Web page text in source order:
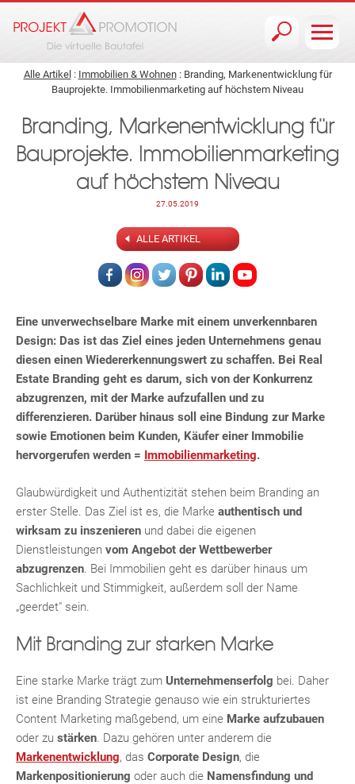
Alle Artikel : Immobilien & Wohnen: Branding, Markenentwicklung für
Bauprojekte. Immobilienmarketing auf höchstem Niveau
Branding, Markenentwicklung für
Bauprojekte. Immobilienmarketing
auf höchstem Niveau
27.05.2019
ALLE ARTIKEL
Eine unverwechselbare Marke mit einem unverkennbaren
Design: Das ist das Ziel eines jeden Unternehmens genau
diesen einen Wiedererkennungswert zu schaffen. Bei Real
Estate Branding geht es darum, sich von der Konkurrenz
abzugrenzen, mit der Marke aufzufallen und zu
differenzieren. Darüber hinaus soll eine Bindung zur Marke
sowie Emotionen beim Kunden, Käufer einer Immobilie
hervorgerufen werden = Immobilienmarketing.
Glaubwürdigkeit und Authentizität stehen beim Branding an
erster Stelle. Das Ziel ist es, die Marke authentisch und
wirksam zu inszenieren und dabei die eigenen
Dienstleistungen vom Angebot der Wettbewerber
abzugrenzen . Bei Immobilien geht es darüber hinaus um
Sachlichkeit und Stimmigkeit, außerdem soll der Name
„geerdet" sein.
Mit Branding zur starken Marke
Eine starke Marke trägt zum Unternehmenserfolg bei. Daher
ist eine Branding Strategie genauso wie ein strukturiertes
Content Marketing maßgebend, um eine Marke aufzubauen
oder zu stärken. Dazu gehören unter anderem die
Markenentwicklung, das Corporate Design, die
Markenpositionierung oder auch die Namensfindung und